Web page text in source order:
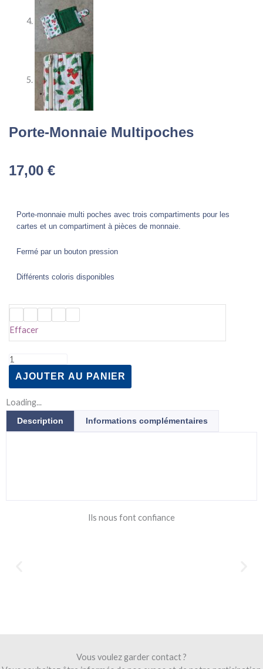
Porte-Monnaie Multipoches
17,00 €
Porte-monnaie multi poches avec trois compartiments pour les
cartes et un compartiment à pièces de monnaie.
Fermé par un bouton pression
Différents coloris disponibles
Effacer
quantité
de
Porte-
monnaie
multipoches
AJOUTER AU PANIER
Loading...
Description Informations complémentaires
Ils nous font confiance
Vous voulez garder contact ?